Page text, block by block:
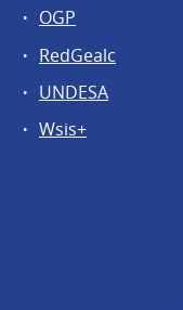
OGP
RedGealc
UNDESA
Wsis+